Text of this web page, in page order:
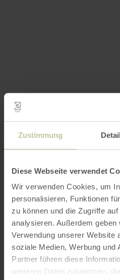
Zustimmung
Diese Webseite verwendet
Wir verwenden Cookies, um
personalisieren, Funktionen
zu können und die Zugriffe
analysieren. Außerdem
Verwendung unserer Website
soziale Medien, Werbung und
Partner führen diese
weiteren Daten zusammen,